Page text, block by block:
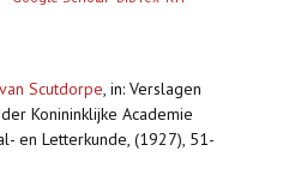
Scutdorpe, in: Verslagen
Konininklijke Academie
en Letterkunde, (1927), 51-